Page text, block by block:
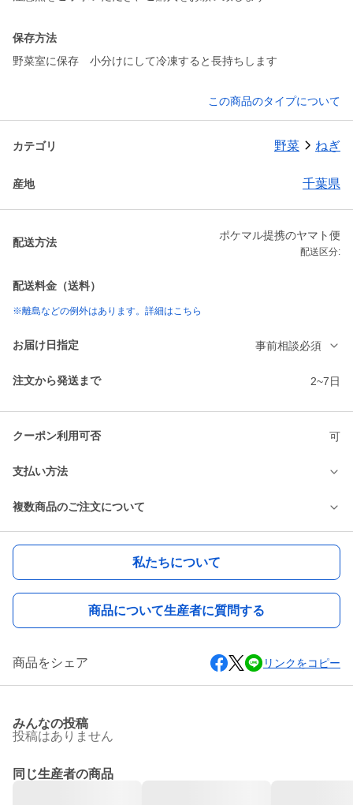
保存方法
野菜室に保存 小分けにして冷凍すると長持ちします
この商品のタイプについて
カテゴリ 野菜 ねぎ
産地 千葉県
配送方法
ポケマル提携のヤマト便
配送区分:
配送料金（送料）
※離島などの例外はあります。詳細はこちら
お届け日指定 事前相談必須
注文から発送まで 2~7日
クーポン利用可否 可
支払い方法
複数商品のご注文について
私たちについて
商品について生産者に質問する
商品をシェア リンクをコピー
みんなの投稿
投稿はありません
同じ生産者の商品